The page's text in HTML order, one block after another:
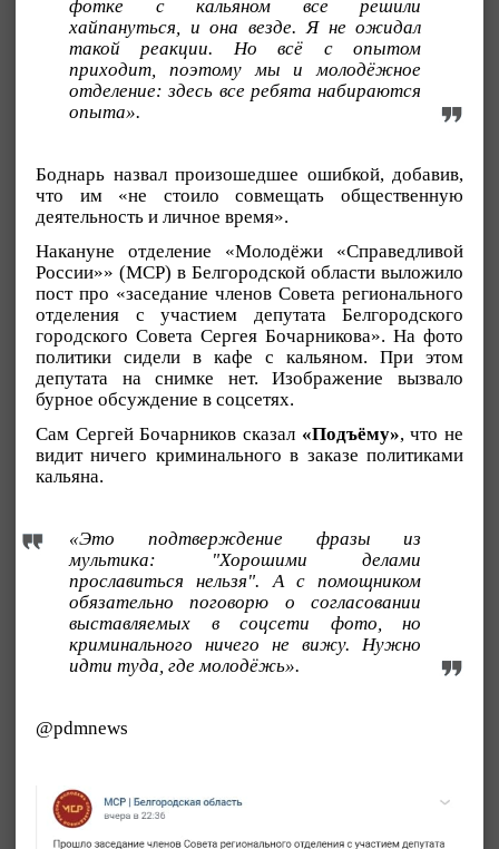
фотке с кальяном все решили
хайпануться, и она везде. Я не ожидал
такой реакции. Но всё с опытом
приходит, поэтому мы и молодёжное
отделение: здесь все ребята набираются
опыта».
Боднарь назвал произошедшее ошибкой, добавив,
что им «не стоило совмещать общественную
деятельность и личное время».
Накануне отделение «Молодёжи «Справедливой
России»» (МСР) в Белгородской области выложило
пост про «заседание членов Совета регионального
отделения с участием депутата Белгородского
городского Совета Сергея Бочарникова». На фото
политики сидели в кафе с кальяном. При этом
депутата на снимке нет. Изображение вызвало
бурное обсуждение в соцсетях.
Сам Сергей Бочарников сказал «Подъёму», что не
видит ничего криминального в заказе политиками
кальяна.
«Это подтверждение фразы из
мультика: "Хорошими делами
прославиться нельзя". А с помощником
обязательно поговорю о согласовании
выставляемых в соцсети фото, но
криминального ничего не вижу. Нужно
идти туда, где молодёжь».
@pdmnews